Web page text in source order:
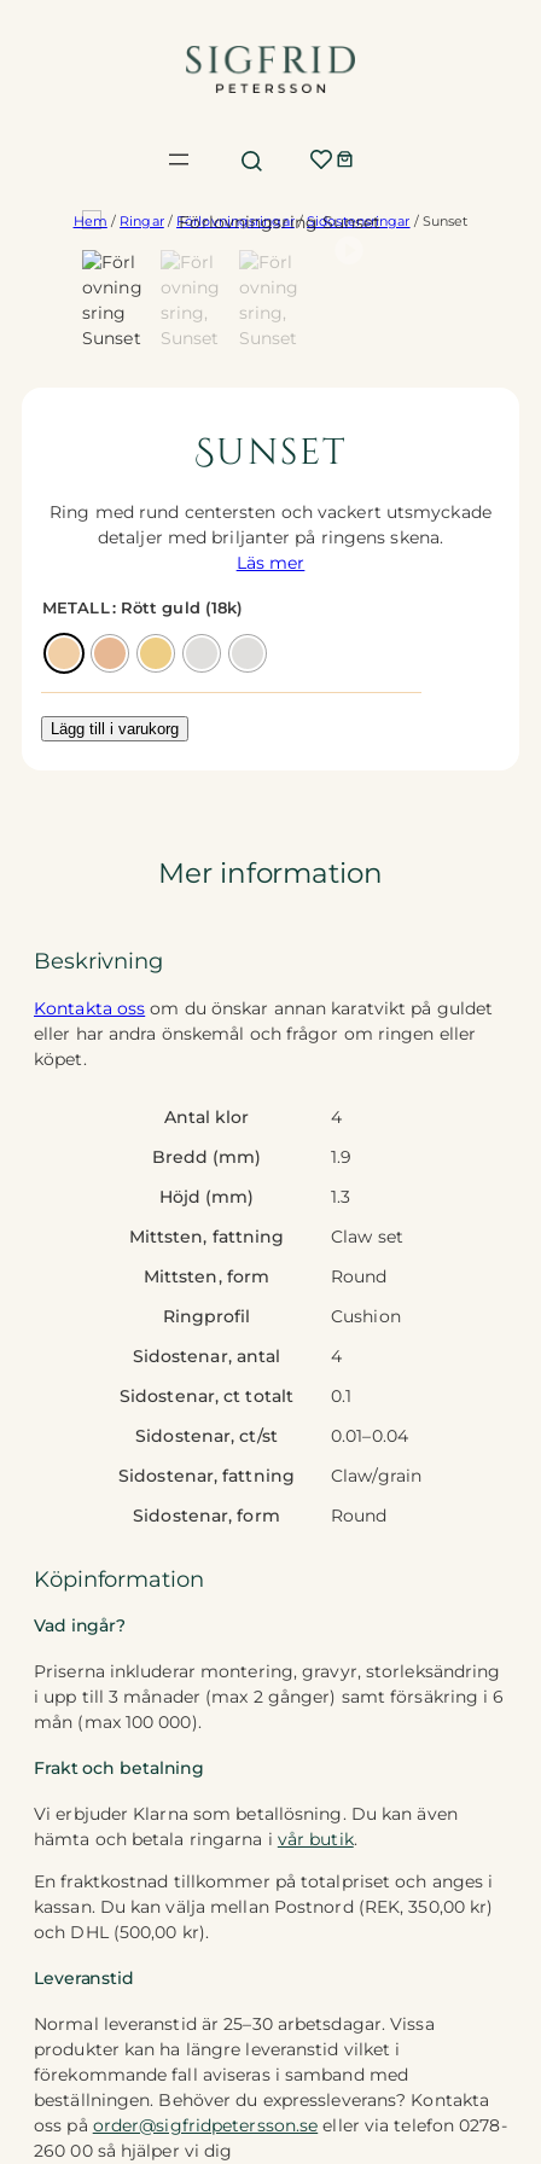
Hem / Ringar/ Förlovningsringar/Sidostensringar / Sunset
Sunset
Ring med rund centersten och vackert utsmyckade
detaljer med briljanter på ringens skena.
Läs mer
METALL: Rött guld (18k)
Lägg till i varukorg
Mer information
Beskrivning
Kontakta oss om du önskar annan karatvikt på guldet
eller har andra önskemål och frågor om ringen eller
köpet.
Antal klor
4
Bredd (mm)
1.9
Höjd (mm)
1.3
Mittsten, fattning
Claw set
Mittsten, form
Round
Ringprofil
Cushion
Sidostenar, antal
4
Sidostenar, ct totalt
0.1
Sidostenar, ct/st
0.01–0.04
Sidostenar, fattning
Claw/grain
Sidostenar, form
Round
Köpinformation
Vad ingår?
Priserna inkluderar montering, gravyr, storleksändring
i upp till 3 månader (max 2 gånger) samt försäkring i 6
mån (max 100 000).
Frakt och betalning
Vi erbjuder Klarna som betallösning. Du kan även
hämta och betala ringarna i vår butik.
En fraktkostnad tillkommer på totalpriset och anges i
kassan. Du kan välja mellan Postnord (REK, 350,00 kr)
och DHL (500,00 kr).
Leveranstid
Normal leveranstid är 25–30 arbetsdagar. Vissa
produkter kan ha längre leveranstid vilket i
förekommande fall aviseras i samband med
beställningen. Behöver du expressleverans? Kontakta
oss på order@sigfridpetersson.se eller via telefon 0278-
260 00 så hjälper vi dig